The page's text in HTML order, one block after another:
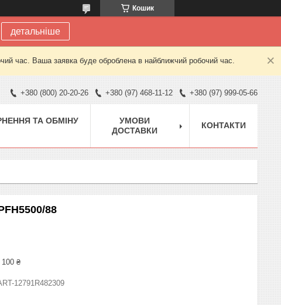
Кошик
детальніше
час. Ваша заявка буде оброблена в найближчий робочий час.
+380 (800) 20-20-26 +380 (97) 468-11-12 +380 (97) 999-05-66
ТА ОБМІНУ
УМОВИ
ДОСТАВКИ
КОНТАКТИ
88
100 ₴
12791R482309